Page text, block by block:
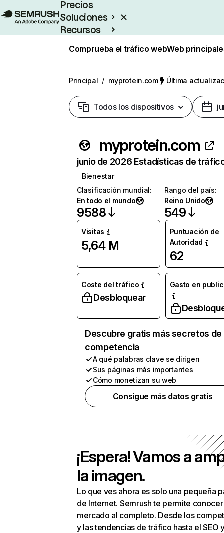
Precios
Soluciones
Recursos
Comprueba el tráfico webWeb
Principal / myprotein.com Última
Todos los dispositivos
myprotein.com
junio de 2026 Estadísticas de
Bienestar
Clasificación mundial:
En todo el mundo
9588
Rango del país:
Reino Unido
549
Visitas
5,64 M
Puntuación de
Autoridad
62
Coste del tráfico
Desbloquear
Gasto en
Descubre gratis más secretos de
competencia
A qué palabras clave se dirigen
Sus páginas más importantes
Cómo monetizan su web
Consigue más datos gratis
¡Espera! Vamos a
la imagen.
Lo que ves ahora es solo una pequeña
de Internet. Semrush te permite
mercado al completo. Desde los
y las tendencias de tráfico hasta el SEO